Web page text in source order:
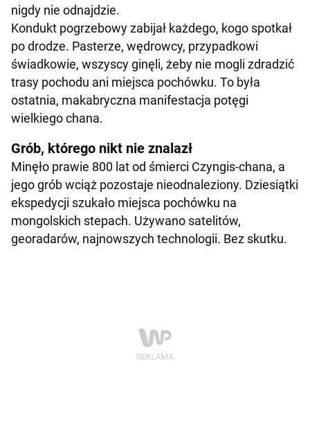
nigdy nie odnajdzie.
Kondukt pogrzebowy zabijał każdego, kogo spotkał
po drodze. Pasterze, wędrowcy, przypadkowi
świadkowie, wszyscy ginęli, żeby nie mogli zdradzić
trasy pochodu ani miejsca pochówku. To była
ostatnia, makabryczna manifestacja potęgi
wielkiego chana.
Grób, którego nikt nie znalazł
Minęło prawie 800 lat od śmierci Czyngis-chana, a
jego grób wciąż pozostaje nieodnaleziony. Dziesiątki
ekspedycji szukało miejsca pochówku na
mongolskich stepach. Używano satelitów,
georadarów, najnowszych technologii. Bez skutku.